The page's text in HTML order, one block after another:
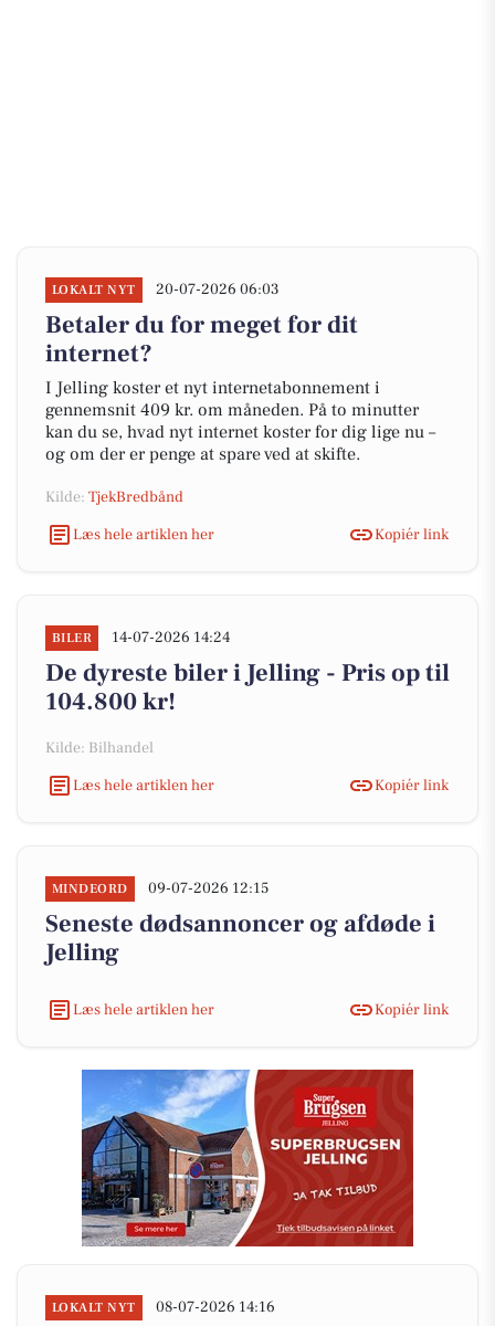
LOKALT NYT 20-07-2026 06:03
Betaler du for meget for dit
internet?
I Jelling koster et nyt internetabonnement i
gennemsnit 409 kr. om måneden. På to minutter
kan du se, hvad nyt internet koster for dig lige nu –
og om der er penge at spare ved at skifte.
Kilde: TjekBredbånd
Læs hele artiklen her
Kopiér link
BILER 14-07-2026 14:24
De dyreste biler i Jelling - Pris op til
104.800 kr!
Kilde: Bilhandel
Læs hele artiklen her
Kopiér link
MINDEORD 09-07-2026 12:15
Seneste dødsannoncer og afdøde i
Jelling
Læs hele artiklen her Kopiér link
LOKALT NYT 08-07-2026 14:16